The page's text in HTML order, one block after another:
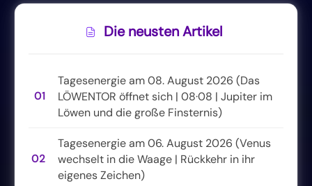
Die neusten Artikel
01
Tagesenergie am 08. August 2026 (Das
LÖWENTOR öffnet sich | 08·08 | Jupiter im
Löwen und die große Finsternis)
02
Tagesenergie am 06. August 2026 (Venus
wechselt in die Waage | Rückkehr in ihr
eigenes Zeichen)